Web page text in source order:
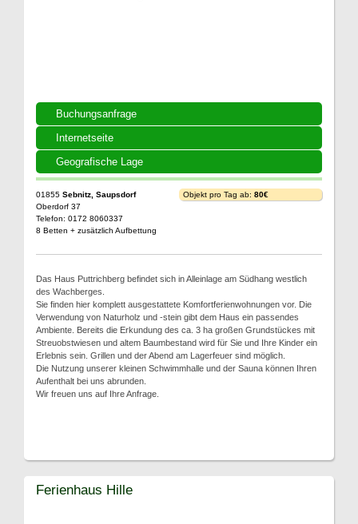
Buchungsanfrage
Internetseite
Geografische Lage
01855 Sebnitz, Saupsdorf
Oberdorf 37
Telefon: 0172 8060337
8 Betten + zusätzlich Aufbettung
Objekt pro Tag ab: 80€
Das Haus Puttrichberg befindet sich in Alleinlage am Südhang westlich
des Wachberges.
Sie finden hier komplett ausgestattete Komfortferienwohnungen vor. Die
Verwendung von Naturholz und -stein gibt dem Haus ein passendes
Ambiente. Bereits die Erkundung des ca. 3 ha großen Grundstückes mit
Streuobstwiesen und altem Baumbestand wird für Sie und Ihre Kinder ein
Erlebnis sein. Grillen und der Abend am Lagerfeuer sind möglich.
Die Nutzung unserer kleinen Schwimmhalle und der Sauna können Ihren
Aufenthalt bei uns abrunden.
Wir freuen uns auf Ihre Anfrage.
Ferienhaus Hille